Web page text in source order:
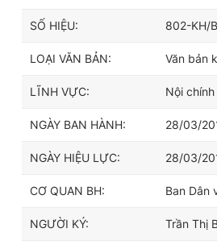
SỐ HIỆU: 802-KH/
LOẠI VĂN BẢN: Văn bản
LĨNH VỰC: Nội
NGÀY BAN HÀNH: 28/03/
NGÀY HIỆU LỰC: 28/03/
CƠ QUAN BH: Ban Dân
NGƯỜI KÝ: Trần Thị